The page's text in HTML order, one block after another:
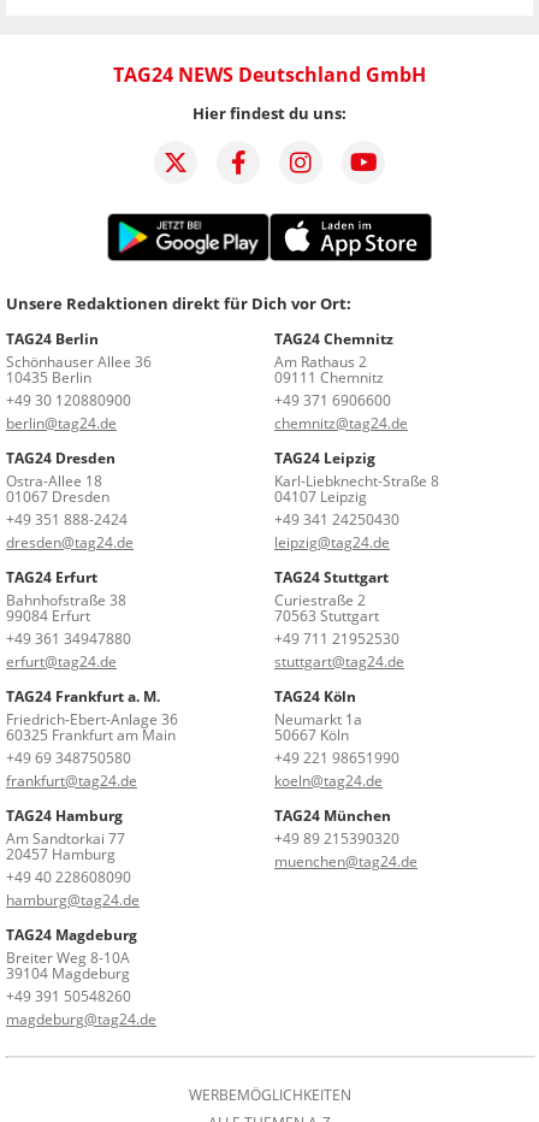
TAG24 NEWS Deutschland GmbH
Hier findest du uns:
Unsere Redaktionen direkt für Dich vor Ort:
TAG24 Berlin
Schönhauser Allee 36
10435 Berlin
+49 30 120880900
berlin@tag24.de
TAG24 Chemnitz
Am Rathaus 2
09111 Chemnitz
+49 371 6906600
chemnitz@tag24.de
TAG24 Dresden
Ostra-Allee 18
01067 Dresden
+49 351 888-2424
dresden@tag24.de
TAG24 Leipzig
Karl-Liebknecht-Straße 8
04107 Leipzig
+49 341 24250430
leipzig@tag24.de
TAG24 Erfurt
Bahnhofstraße 38
99084 Erfurt
+49 361 34947880
erfurt@tag24.de
TAG24 Stuttgart
Curiestraße 2
70563 Stuttgart
+49 711 21952530
stuttgart@tag24.de
TAG24 Frankfurt a. M.
Friedrich-Ebert-Anlage 36
60325 Frankfurt am Main
+49 69 348750580
frankfurt@tag24.de
TAG24 Köln
Neumarkt 1a
50667 Köln
+49 221 98651990
koeln@tag24.de
TAG24 Hamburg
Am Sandtorkai 77
20457 Hamburg
+49 40 228608090
hamburg@tag24.de
TAG24 München
+49 89 215390320
muenchen@tag24.de
TAG24 Magdeburg
Breiter Weg 8-10A
39104 Magdeburg
+49 391 50548260
magdeburg@tag24.de
WERBEMÖGLICHKEITEN